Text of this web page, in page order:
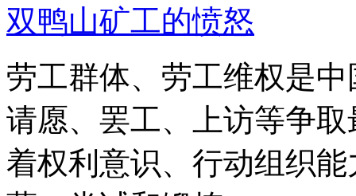
双鸭山矿工的愤怒
劳工群体、劳工维权是
请愿、罢工、上访等争
着权利意识、行动组织